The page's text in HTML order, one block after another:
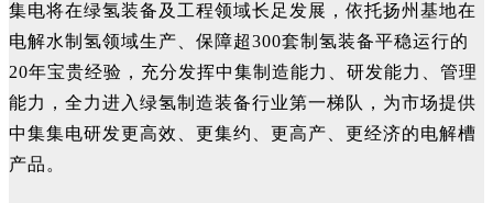
集电将在绿氢装备及工程领域长足发展，依托扬州基地在
电解水制氢领域生产、保障超300套制氢装备平稳运行的
20年宝贵经验，充分发挥中集制造能力、研发能力、管理
能力，全力进入绿氢制造装备行业第一梯队 ，为市场提供
中集集电研发更高效、更集约、更高产、更经济的电解槽
产品。